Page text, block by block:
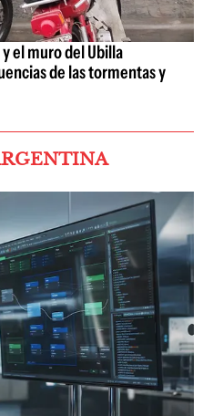
el muro del Ubilla
de las tormentas y